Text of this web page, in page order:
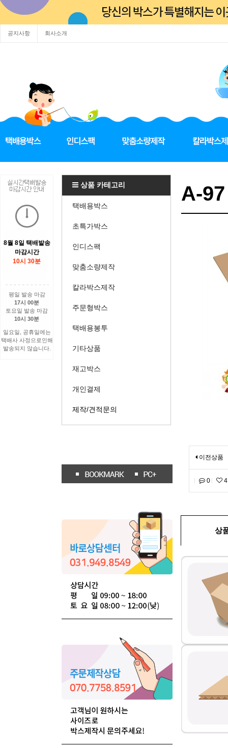
공지사항 회사소개
8월 8일 택배발송
마감시간
10시 30분
평일 발송 마감
17시 00분
토요일 발송 마감
10시 30분
일요일, 공휴일에는
택배사 사정으로인해
발송되지 않습니다.
상품 카테고리
택배용박스
초특가박스
인디스팩
맞춤소량제작
칼라박스제작
주문형박스
택배용봉투
기타상품
재고박스
개인결제
제작/견적문의
A-
이전상품
0 4
상